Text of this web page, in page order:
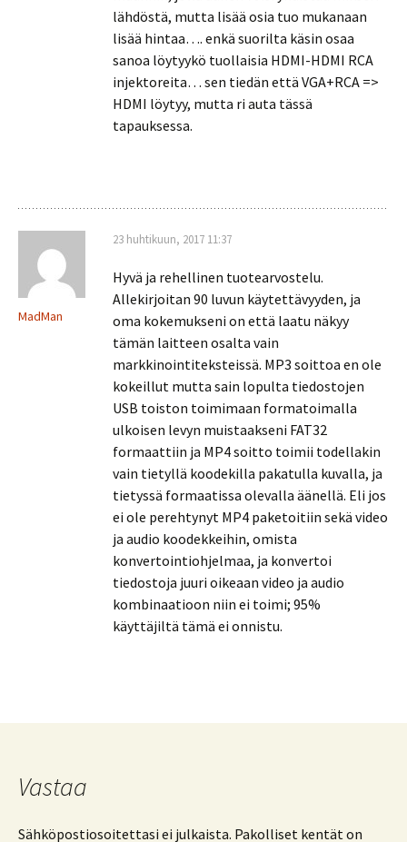
lähdöstä, mutta lisää osia tuo mukanaan
lisää hintaa…. enkä suorilta käsin osaa
sanoa löytyykö tuollaisia HDMI-HDMI RCA
injektoreita… sen tiedän että VGA+RCA =>
HDMI löytyy, mutta ri auta tässä
tapauksessa.
MadMan
23 huhtikuun, 2017 11:37
Hyvä ja rehellinen tuotearvostelu.
Allekirjoitan 90 luvun käytettävyyden, ja
oma kokemukseni on että laatu näkyy
tämän laitteen osalta vain
markkinointiteksteissä. MP3 soittoa en ole
kokeillut mutta sain lopulta tiedostojen
USB toiston toimimaan formatoimalla
ulkoisen levyn muistaakseni FAT32
formaattiin ja MP4 soitto toimii todellakin
vain tietyllä koodekilla pakatulla kuvalla, ja
tietyssä formaatissa olevalla äänellä. Eli jos
ei ole perehtynyt MP4 paketoitiin sekä video
ja audio koodekkeihin, omista
konvertointiohjelmaa, ja konvertoi
tiedostoja juuri oikeaan video ja audio
kombinaatioon niin ei toimi; 95%
käyttäjiltä tämä ei onnistu.
Vastaa
Sähköpostiosoitettasi ei julkaista. Pakolliset kentät on